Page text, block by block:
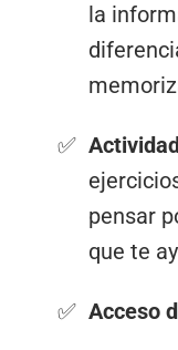
la
pensar
que te
Acceso